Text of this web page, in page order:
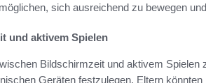
sich ausreichend zu bewegen
und aktivem Spielen
Bildschirmzeit und aktivem Spielen
Geräten festzulegen. Eltern